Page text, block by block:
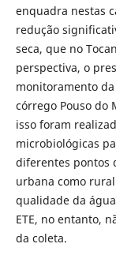
enquadra nestas
redução
seca, que no
perspectiva, o
monitoramento
córrego Pouso do
isso foram
microbiológicas
diferentes pontos
urbana como
qualidade da
ETE, no entanto,
da coleta.